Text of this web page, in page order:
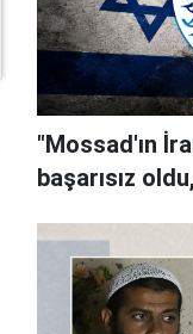
"Mossad'ın
başarısız